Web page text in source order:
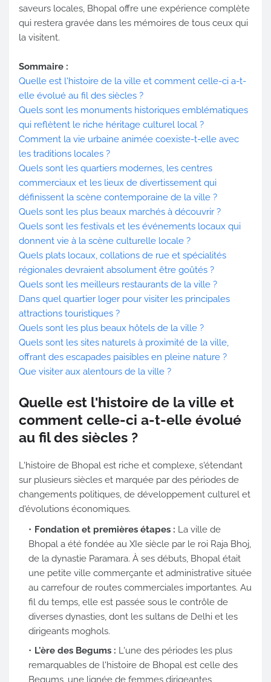
saveurs locales, Bhopal offre une expérience complète
qui restera gravée dans les mémoires de tous ceux qui
la visitent.
Sommaire :
Quelle est l'histoire de la ville et comment celle-ci a-t-
elle évolué au fil des siècles ?
Quels sont les monuments historiques emblématiques
qui reflètent le riche héritage culturel local ?
Comment la vie urbaine animée coexiste-t-elle avec
les traditions locales ?
Quels sont les quartiers modernes, les centres
commerciaux et les lieux de divertissement qui
définissent la scène contemporaine de la ville ?
Quels sont les plus beaux marchés à découvrir ?
Quels sont les festivals et les événements locaux qui
donnent vie à la scène culturelle locale ?
Quels plats locaux, collations de rue et spécialités
régionales devraient absolument être goûtés ?
Quels sont les meilleurs restaurants de la ville ?
Dans quel quartier loger pour visiter les principales
attractions touristiques ?
Quels sont les plus beaux hôtels de la ville ?
Quels sont les sites naturels à proximité de la ville,
offrant des escapades paisibles en pleine nature ?
Que visiter aux alentours de la ville ?
Quelle est l'histoire de la ville et
comment celle-ci a-t-elle évolué
au fil des siècles ?
L'histoire de Bhopal est riche et complexe, s'étendant
sur plusieurs siècles et marquée par des périodes de
changements politiques, de développement culturel et
d'évolutions économiques.
Fondation et premières étapes : La ville de
Bhopal a été fondée au XIe siècle par le roi Raja Bhoj,
de la dynastie Paramara. À ses débuts, Bhopal était
une petite ville commerçante et administrative située
au carrefour de routes commerciales importantes. Au
fil du temps, elle est passée sous le contrôle de
diverses dynasties, dont les sultans de Delhi et les
dirigeants moghols.
L'ère des Begums : L'une des périodes les plus
remarquables de l'histoire de Bhopal est celle des
Begums, une lignée de femmes dirigeantes